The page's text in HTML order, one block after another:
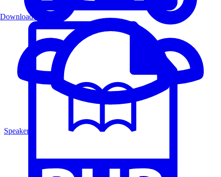
Speakers
Download PDF